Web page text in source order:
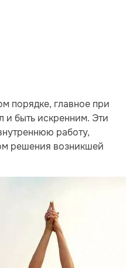
порядке, главное при
и быть искренним. Эти
работу,
решения возникшей